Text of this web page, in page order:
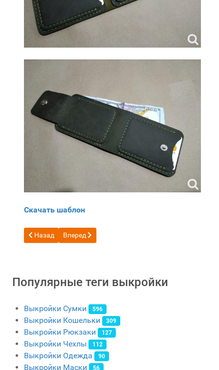
Скачать шаблон
Предыдущий: Бесплатный шаблон кошелька для монет и
Назад Следующий: Как сделать карман для монет 121
Вперед
Популярные теги выкройки
Выкройки Сумки 596
Выкройки Кошельки 309
Выкройки Рюкзаки 127
Выкройки Чехлы 112
Выкройки Одежда 90
Выкройки Маски 56